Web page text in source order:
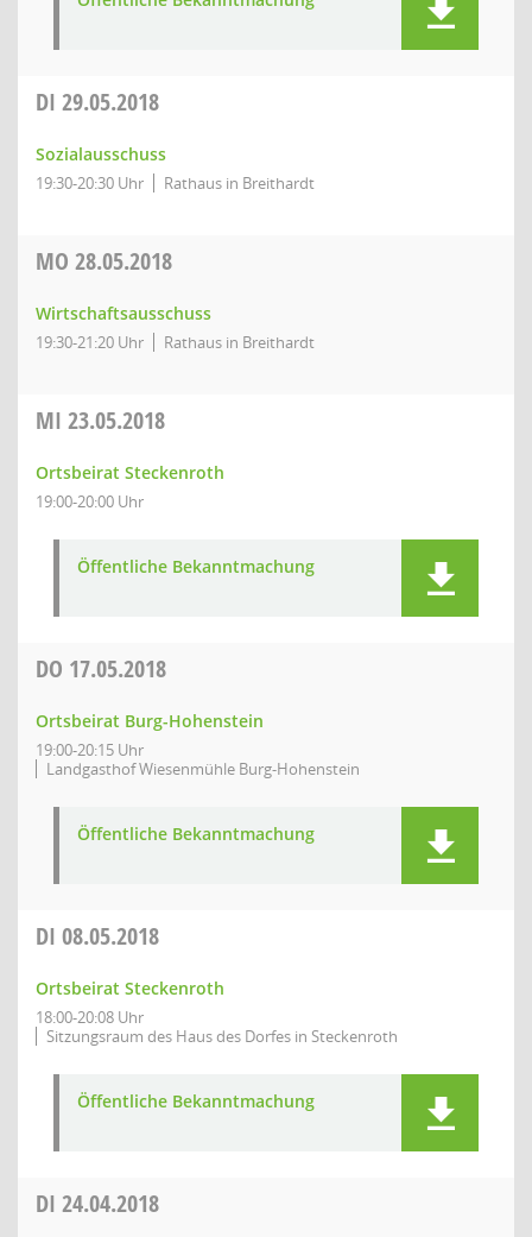
DI 29.05.2018
Sozialausschuss
19:30-20:30 Uhr Rathaus in Breithardt
MO 28.05.2018
Wirtschaftsausschuss
19:30-21:20 Uhr Rathaus in Breithardt
MI 23.05.2018
Ortsbeirat Steckenroth
19:00-20:00 Uhr
Öffentliche Bekanntmachung
DO 17.05.2018
Ortsbeirat Burg-Hohenstein
19:00-20:15 Uhr
Landgasthof Wiesenmühle Burg-Hohenstein
Öffentliche Bekanntmachung
DI 08.05.2018
Ortsbeirat Steckenroth
18:00-20:08 Uhr
Sitzungsraum des Haus des Dorfes in Steckenroth
Öffentliche Bekanntmachung
DI 24.04.2018